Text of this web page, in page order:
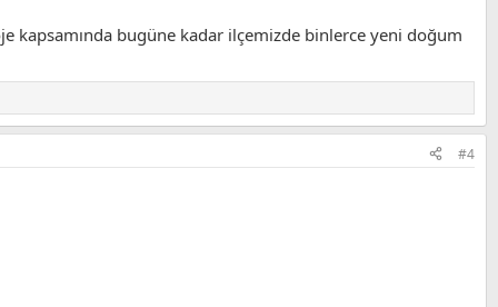
kapsamında bugüne kadar ilçemizde binlerce yeni doğum
#4